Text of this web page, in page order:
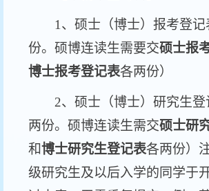
1、硕士（博士）报考登记
份。硕博连读生需要交硕士报
博士报考登记表各两份）
2、硕士（博士）研究生
两份。硕博连读生需交硕士研
和博士研究生登记表各两份）
级研究生及以后入学的同学于